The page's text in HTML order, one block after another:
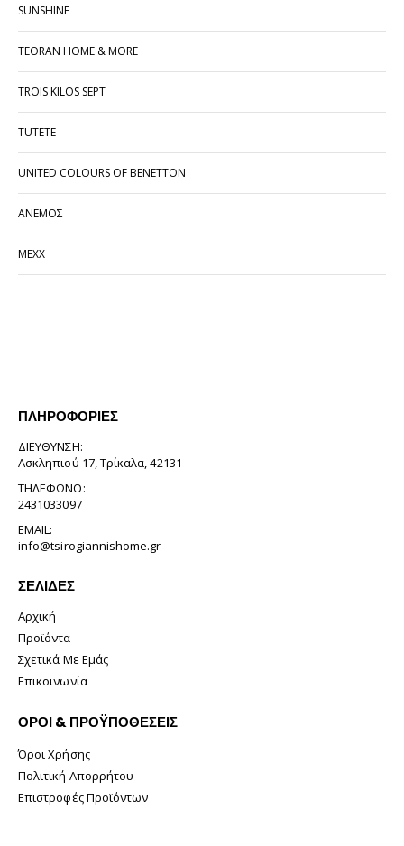
SUNSHINE
TEORAN HOME & MORE
TROIS KILOS SEPT
TUTETE
UNITED COLOURS OF BENETTON
ΑΝΕΜΟΣ
ΜΕΧΧ
ΠΛΗΡΟΦΟΡΊΕΣ
ΔΙΕΎΘΥΝΣΗ:
Ασκληπιού 17, Τρίκαλα, 42131
ΤΗΛΈΦΩΝΟ:
2431033097
EMAIL:
info@tsirogiannishome.gr
ΣΕΛΊΔΕΣ
Αρχική
Προϊόντα
Σχετικά Με Εμάς
Επικοινωνία
ΟΡΟΙ & ΠΡΟΫΠΟΘΕΣΕΙΣ
Όροι Χρήσης
Πολιτική Απορρήτου
Επιστροφές Προϊόντων